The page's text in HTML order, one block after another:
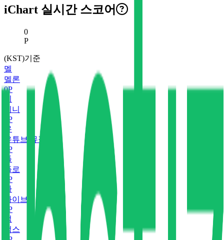
iChart 실시간 스코어
현재 스코어
0
P
(KST)기준
멜
멜론
0P
지니
P
유
유튜브 뮤직
P
플
플로
P
바
바이브
P
벅
벅스